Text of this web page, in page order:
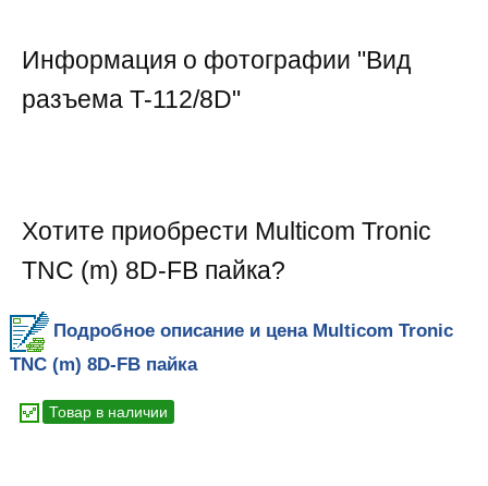
Информация о фотографии "Вид
разъема T-112/8D"
Хотите приобрести Multicom Tronic
TNC (m) 8D-FB пайка?
Подробное описание и цена Multicom Tronic
TNC (m) 8D-FB пайка
Товар в наличии